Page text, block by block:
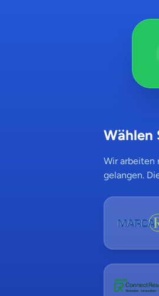
Wählen
Wir arbeiten
gelangen.